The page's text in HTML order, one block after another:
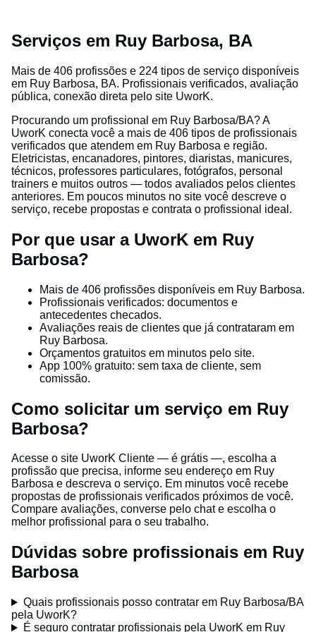
Serviços em Ruy Barbosa, BA
Mais de 406 profissões e 224 tipos de serviço disponíveis
em Ruy Barbosa, BA. Profissionais verificados, avaliação
pública, conexão direta pelo site UworK.
Procurando um profissional em Ruy Barbosa/BA? A
UworK conecta você a mais de 406 tipos de profissionais
verificados que atendem em Ruy Barbosa e região.
Eletricistas, encanadores, pintores, diaristas, manicures,
técnicos, professores particulares, fotógrafos, personal
trainers e muitos outros — todos avaliados pelos clientes
anteriores. Em poucos minutos no site você descreve o
serviço, recebe propostas e contrata o profissional ideal.
Por que usar a UworK em Ruy
Barbosa?
Mais de 406 profissões disponíveis em Ruy Barbosa.
Profissionais verificados: documentos e
antecedentes checados.
Avaliações reais de clientes que já contrataram em
Ruy Barbosa.
Orçamentos gratuitos em minutos pelo site.
App 100% gratuito: sem taxa de cliente, sem
comissão.
Como solicitar um serviço em Ruy
Barbosa?
Acesse o site UworK Cliente — é grátis —, escolha a
profissão que precisa, informe seu endereço em Ruy
Barbosa e descreva o serviço. Em minutos você recebe
propostas de profissionais verificados próximos de você.
Compare avaliações, converse pelo chat e escolha o
melhor profissional para o seu trabalho.
Dúvidas sobre profissionais em Ruy
Barbosa
Quais profissionais posso contratar em Ruy Barbosa/BA
pela UworK?
É seguro contratar profissionais pela UworK em Ruy